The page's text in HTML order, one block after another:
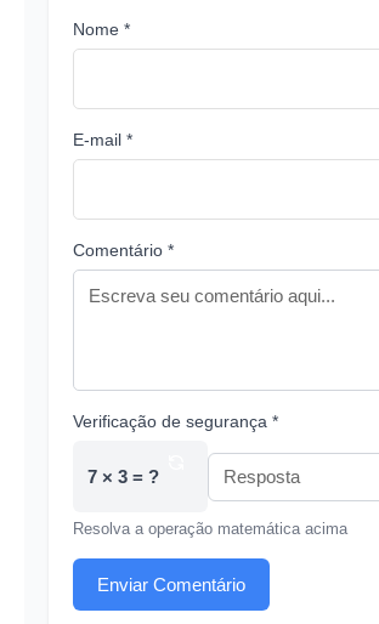
Nome *
E-mail *
Comentário *
Verificação de segurança *
7 × 3 = ?
Resolva a operação matemática acima
Enviar Comentário